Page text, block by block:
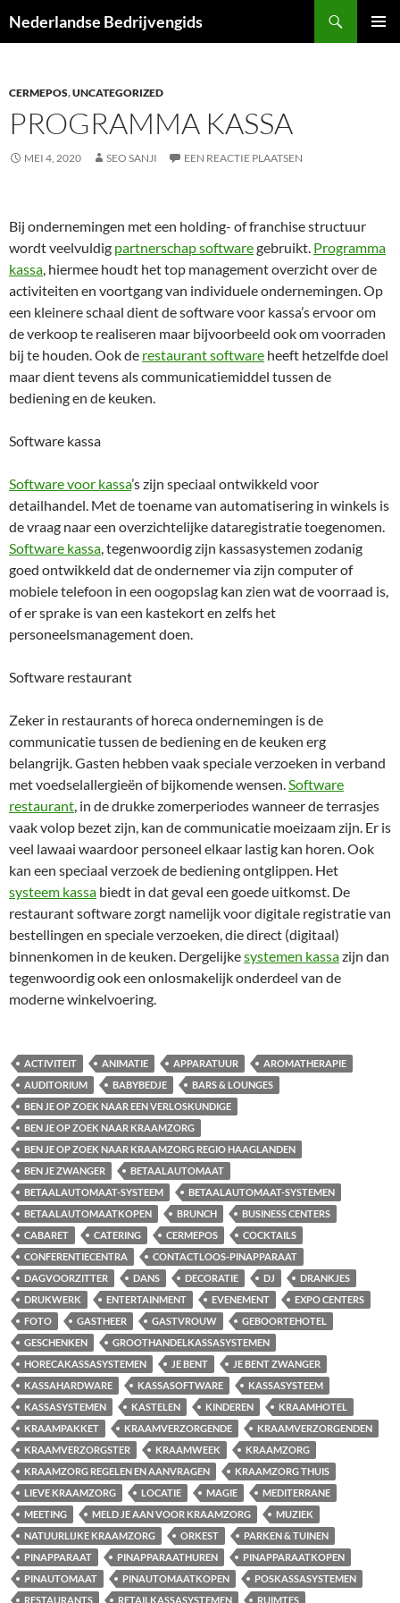
naar
Nederlandse Bedrijvengids
CERMEPOS,UNCATEGORIZED
PROGRAMMA KASSA
MEI 4, 2020 SEO SANJI EEN REACTIE PLAATSEN
Bij ondernemingen met een holding- of franchise structuur
wordt veelvuldig partnerschap softwaregebruikt. Programma
kassa, hiermee houdt het top management overzicht over de
activiteiten en voortgang van individuele ondernemingen. Op
een kleinere schaal dient de software voor kassa’s ervoor om
de verkoop te realiseren maar bijvoorbeeld ook om voorraden
bij te houden. Ook de restaurant software heeft hetzelfde doel
maar dient tevens als communicatiemiddel tussen de
bediening en de keuken.
Software kassa
Software voor kassa’s zijn speciaal ontwikkeld voor
detailhandel. Met de toename van automatisering in winkels is
de vraag naar een overzichtelijke dataregistratie toegenomen.
Software kassa, tegenwoordig zijn kassasystemen zodanig
goed ontwikkeld dat de ondernemer via zijn computer of
mobiele telefoon in een oogopslag kan zien wat de voorraad is,
of er sprake is van een kastekort en zelfs het
personeelsmanagement doen.
Software restaurant
Zeker in restaurants of horeca ondernemingen is de
communicatie tussen de bediening en de keuken erg
belangrijk. Gasten hebben vaak speciale verzoeken in verband
met voedselallergieën of bijkomende wensen.Software
restaurant, in de drukke zomerperiodes wanneer de terrasjes
vaak volop bezet zijn, kan de communicatie moeizaam zijn. Er is
veel lawaai waardoor personeel elkaar lastig kan horen. Ook
kan een speciaal verzoek de bediening ontglippen. Het
systeem kassa biedt in dat geval een goede uitkomst. De
restaurant software zorgt namelijk voor digitale registratie van
bestellingen en speciale verzoeken, die direct (digitaal)
binnenkomen in de keuken. Dergelijkesystemen kassazijn dan
tegenwoordig ook een onlosmakelijk onderdeel van de
moderne winkelvoering.
ACTIVITEIT ANIMATIE APPARATUUR
AROMATHERAPIE
AUDITORIUM
BABYBEDJE
BARS & LOUNGES
BEN JE OP ZOEK NAAR EEN VERLOSKUNDIGE
BEN JE OP ZOEK NAAR KRAAMZORG
BEN JE OP ZOEK NAAR KRAAMZORG REGIO HAAGLANDEN
BEN JE ZWANGER
BETAALAUTOMAAT
BETAALAUTOMAAT-SYSTEEM
BETAALAUTOMAAT-SYSTEMEN
BETAALAUTOMAATKOPEN
BRUNCH
BUSINESS CENTERS
CABARET
CATERING CERMEPOS
COCKTAILS
CONFERENTIECENTRA
CONTACTLOOS-PINAPPARAAT
DAGVOORZITTER
DANS DECORATIE DJ
DRANKJES
DRUKWERK
ENTERTAINMENT EVENEMENT
EXPO CENTERS
FOTO
GASTHEER GASTVROUW
GEBOORTEHOTEL
GESCHENKEN
GROOTHANDELKASSASYSTEMEN
HORECAKASSASYSTEMEN
JE BENT
JE BENT ZWANGER
KASSAHARDWARE
KASSASOFTWARE
KASSASYSTEEM
KASSASYSTEMEN
KASTELEN KINDEREN
KRAAMHOTEL
KRAAMPAKKET
KRAAMVERZORGENDE
KRAAMVERZORGENDEN
KRAAMVERZORGSTER
KRAAMWEEK
KRAAMZORG
KRAAMZORG REGELEN EN AANVRAGEN
KRAAMZORG THUIS
LIEVE KRAAMZORG
LOCATIE MAGIE
MEDITERRANE
MEETING
MELD JE AAN VOOR KRAAMZORG
MUZIEK
NATUURLIJKE KRAAMZORG
ORKEST
PARKEN & TUINEN
PINAPPARAAT
PINAPPARAATHUREN
PINAPPARAATKOPEN
PINAUTOMAAT
PINAUTOMAATKOPEN
POSKASSASYSTEMEN
RESTAURANTS
RETAILKASSASYSTEMEN
RUIMTES